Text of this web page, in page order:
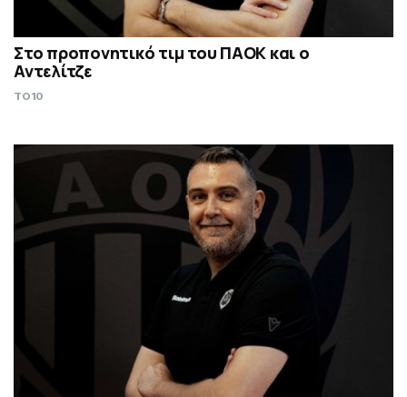
Στο προπονητικό τιμ του ΠΑΟΚ και ο
Αντελίτζε
TO10